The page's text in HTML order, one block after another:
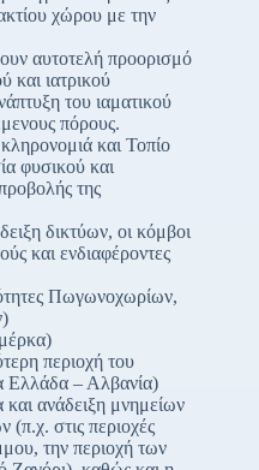
χώρου με την
αυτοτελή προορισμό
και ιατρικού
του ιαματικού
πόρους.
και Τοπίο
φυσικού και
της
δικτύων, οι κόμβοι
και ενδιαφέροντες
Πωγωνοχωρίων,
περιοχή του
Ελλάδα – Αλβανία)
και ανάδειξη μνημείων
στις περιοχές
την περιοχή των